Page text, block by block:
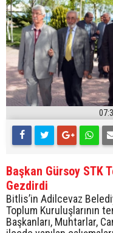
Başkan Gürsoy STK
Gezdirdi
Bitlis’in Adilcevaz
Toplum Kuruluşlarının
Başkanları, Muhtarlar,